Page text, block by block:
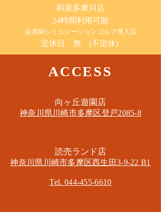
​和泉多摩川店
24時間利用可能
​会員制シミュレーションゴルフ導入店
定休日 無 (不定休)
ACCESS
​向ヶ丘遊園店
神奈川県川崎市多摩区​登戸2085-8
​読売ランド店
神奈川県川崎市多摩区​西生田3-9-22 B1
Tel. 044-455-6610